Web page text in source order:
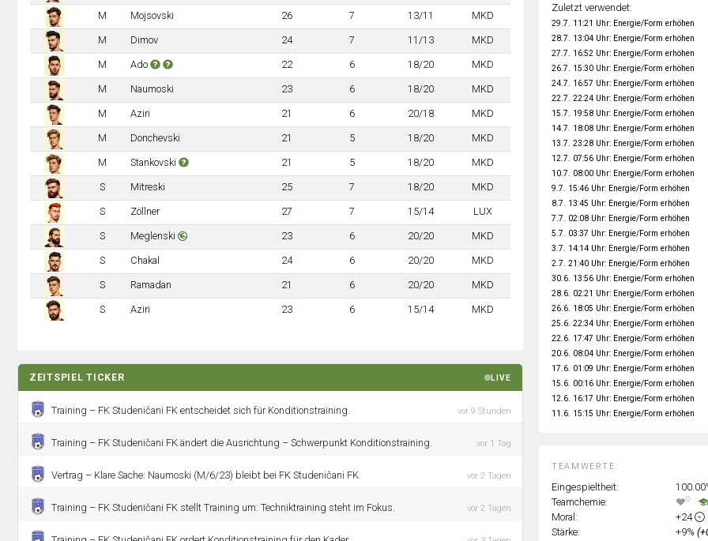
M Mojsovski 26 7 13/11 MKD
M Dimov 24 7 11/13 MKD
M Ado 22 6 18/20 MKD
M Naumoski 23 6 18/20 MKD
M Aziri 21 6 20/18 MKD
M Donchevski 21 5 18/20 MKD
M Stankovski 21 5 18/20 MKD
S Mitreski 25 7 18/20 MKD
S Zöllner 27 7 15/14 LUX
S Meglenski 23 6 20/20 MKD
S Chakal 24 6 20/20 MKD
S Ramadan 21 6 20/20 MKD
S Aziri 23 6 15/14 MKD
ZEITSPIEL TICKER LIVE
Training – FK Studeničani FK entscheidet sich für Konditionstraining. vor 9 Stunden
Training – FK Studeničani FK ändert die Ausrichtung – Schwerpunkt Konditionstraining. vor 1 Tag
Vertrag – Klare Sache: Naumoski (M/6/23) bleibt bei FK Studeničani FK. vor 2 Tagen
Training – FK Studeničani FK stellt Training um: Techniktraining steht im Fokus. vor 2 Tagen
TEAMWERTE:
Eingespieltheit:
Teamchemie:
0
Moral:
+24
Stärke:
+9%
Zuletzt verwendet:
29.7. 11:21 Uhr: Energie/Form erhöhen
28.7. 13:04 Uhr: Energie/Form erhöhen
27.7. 16:52 Uhr: Energie/Form erhöhen
26.7. 15:30 Uhr: Energie/Form erhöhen
24.7. 16:57 Uhr: Energie/Form erhöhen
22.7. 22:24 Uhr: Energie/Form erhöhen
15.7. 19:58 Uhr: Energie/Form erhöhen
14.7. 18:08 Uhr: Energie/Form erhöhen
13.7. 23:28 Uhr: Energie/Form erhöhen
12.7. 07:56 Uhr: Energie/Form erhöhen
10.7. 08:00 Uhr: Energie/Form erhöhen
9.7. 15:46 Uhr: Energie/Form erhöhen
8.7. 13:45 Uhr: Energie/Form erhöhen
7.7. 02:08 Uhr: Energie/Form erhöhen
5.7. 03:37 Uhr: Energie/Form erhöhen
3.7. 14:14 Uhr: Energie/Form erhöhen
2.7. 21:40 Uhr: Energie/Form erhöhen
30.6. 13:56 Uhr: Energie/Form erhöhen
28.6. 02:21 Uhr: Energie/Form erhöhen
26.6. 18:05 Uhr: Energie/Form erhöhen
25.6. 22:34 Uhr: Energie/Form erhöhen
22.6. 17:47 Uhr: Energie/Form erhöhen
20.6. 08:04 Uhr: Energie/Form erhöhen
17.6. 01:09 Uhr: Energie/Form erhöhen
15.6. 00:16 Uhr: Energie/Form erhöhen
12.6. 16:17 Uhr: Energie/Form erhöhen
11.6. 15:15 Uhr: Energie/Form erhöhen